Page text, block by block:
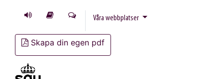
Våra webbplatser
Skapa din egen pdf